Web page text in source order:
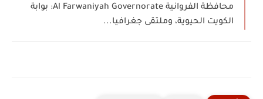
محافظة الفروانية Al Farwaniyah Governorate: بوابة
الكويت الحيوية، وملتقى جغرافيا...